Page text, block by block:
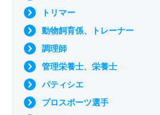
トリマー
動物飼育係、トレーナー
調理師
管理栄養士、栄養士
パティシエ
プロスポーツ選手